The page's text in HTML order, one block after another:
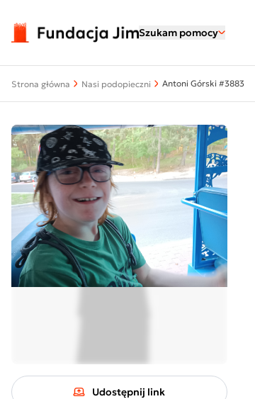
Szukam pomocy
Strona główna Nasi podopieczni Antoni Górski #3883
Udostępnij link